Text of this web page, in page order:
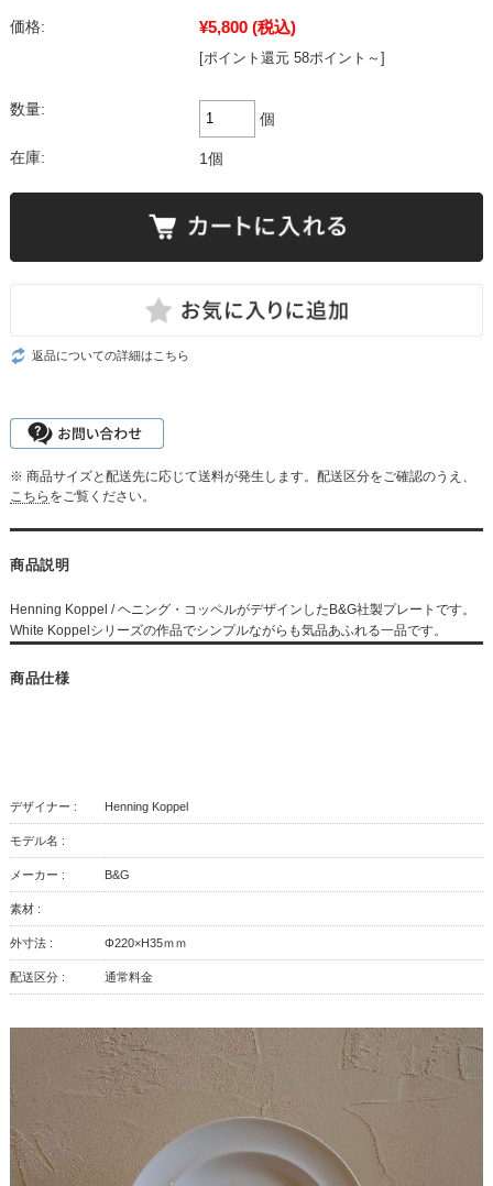
価格: ¥5,800 (税込)
[ポイント還元 58ポイント～]
数量:
個
在庫: 1個
返品についての詳細はこちら
※ 商品サイズと配送先に応じて送料が発生します。配送区分をご確認のうえ、
こちら をご覧ください。
商品説明
Henning Koppel / ヘニング・コッペルがデザインしたB&G社製プレートです。
White Koppelシリーズの作品でシンプルながらも気品あふれる一品です。
商品仕様
デザイナー : Henning Koppel
モデル名 :
メーカー : B&G
素材 :
外寸法 : Φ220×H35ｍｍ
配送区分 : 通常料金